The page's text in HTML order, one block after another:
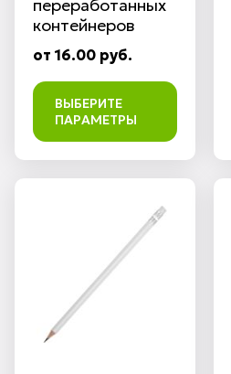
переработанных
контейнеров
от 16.00 руб.
ВЫБЕРИТЕ
ПАРАМЕТРЫ